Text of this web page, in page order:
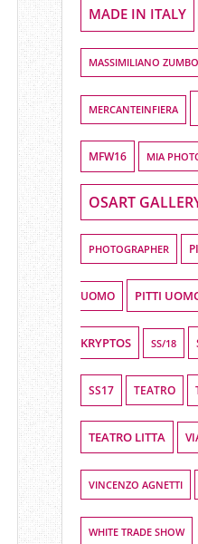
MADE IN ITALY
MASSIMILIANO ZUMBO
MERCANTEINFIERA
MFW16 MIA
OSART
PHOTOGRAPHER
UOMO PITTI
KRYPTOS SS/18
SS17 TEATRO
TEATRO LITTA
VINCENZO AGNETTI
WHITE TRADE SHOW